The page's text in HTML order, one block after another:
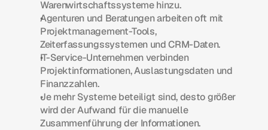
Warenwirtschaftssysteme hinzu.
Agenturen und Beratungen arbeiten oft mit
Projektmanagement-Tools,
Zeiterfassungssystemen und CRM-Daten.
IT-Service-Unternehmen verbinden
Projektinformationen, Auslastungsdaten und
Finanzzahlen.
Je mehr Systeme beteiligt sind, desto größer
wird der Aufwand für die manuelle
Zusammenführung der Informationen.